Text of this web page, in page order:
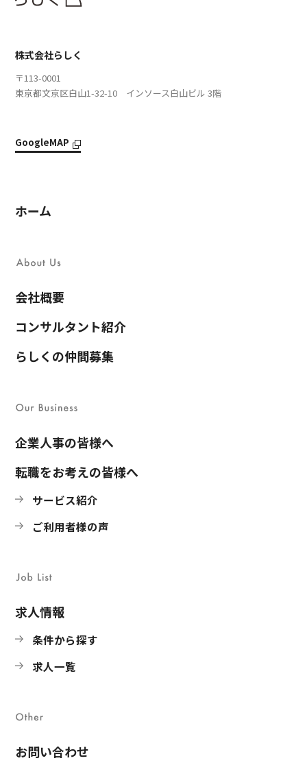
株式会社らしく
〒113-0001
東京都文京区白山1-32-10 インソース白山ビル 3階
GoogleMAP
ホーム
会社概要
コンサルタント紹介
らしくの仲間募集
企業人事の皆様へ
転職をお考えの皆様へ
サービス紹介
ご利用者様の声
求人情報
条件から探す
求人一覧
お問い合わせ